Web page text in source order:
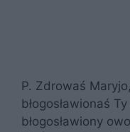
P. Zdrowaś
błogosławionaś
błogosławiony